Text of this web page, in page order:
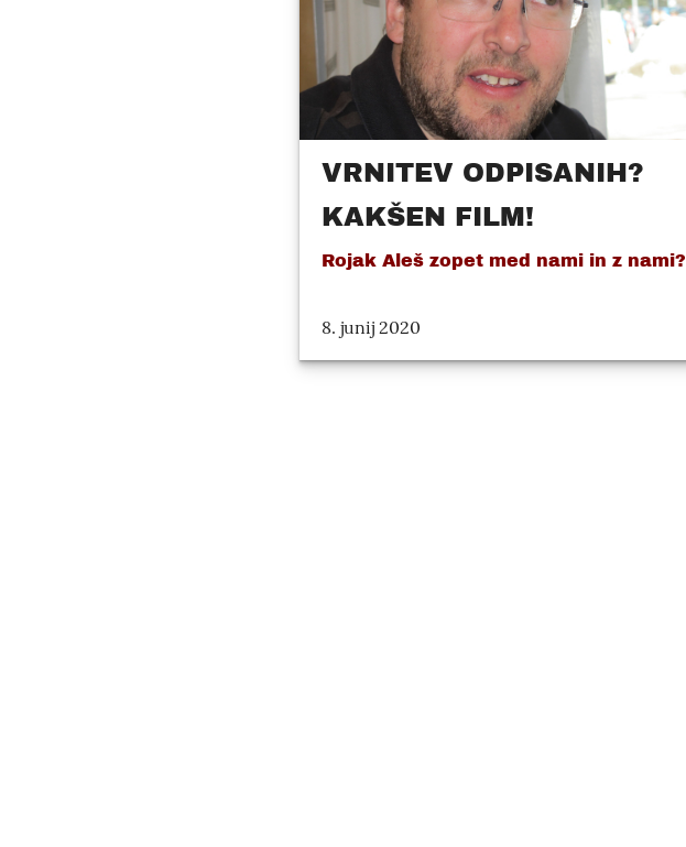
VRNITEV ODPISANIH?
KAKŠEN FILM!
Rojak Aleš zopet med nami in z nami?
8. junij 2020